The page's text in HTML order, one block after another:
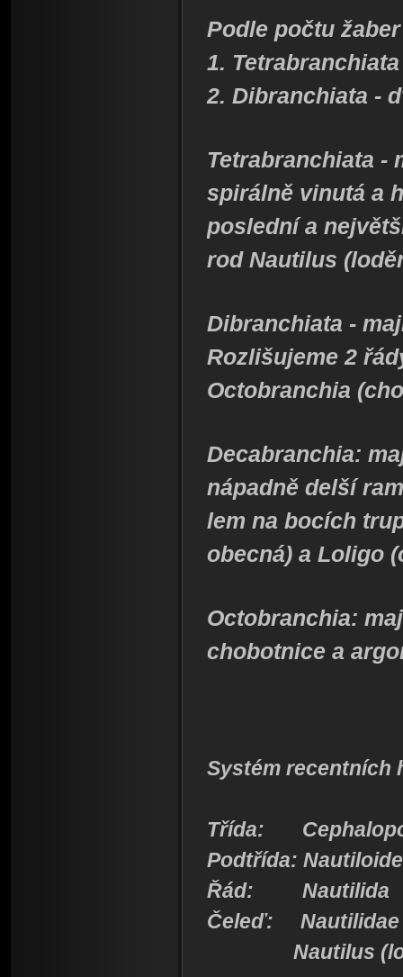
Podle počtu
1.
2. Dibranchiata -
Tetrabranchiata -
spirálně vinutá a
poslední a
rod Nautilus
Dibranchiata -
Rozlišujeme 2
Octobranchia
Decabranchia:
nápadně delší
lem na bocích
obecná) a Loligo
Octobranchia:
chobotnice a
Systém recentních
Třída:
Podtřída:
Řád: Nautilida
Čeleď: Nautilidae
Nautilus